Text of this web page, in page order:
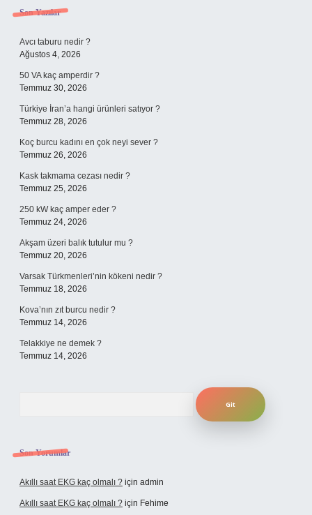
Son Yazılar
Avcı taburu nedir ?
Ağustos 4, 2026
50 VA kaç amperdir ?
Temmuz 30, 2026
Türkiye İran’a hangi ürünleri satıyor ?
Temmuz 28, 2026
Koç burcu kadını en çok neyi sever ?
Temmuz 26, 2026
Kask takmama cezası nedir ?
Temmuz 25, 2026
250 kW kaç amper eder ?
Temmuz 24, 2026
Akşam üzeri balık tutulur mu ?
Temmuz 20, 2026
Varsak Türkmenleri’nin kökeni nedir ?
Temmuz 18, 2026
Kova’nın zıt burcu nedir ?
Temmuz 14, 2026
Telakkiye ne demek ?
Temmuz 14, 2026
Son Yorumlar
Akıllı saat EKG kaç olmalı ? için admin
Akıllı saat EKG kaç olmalı ? için Fehime